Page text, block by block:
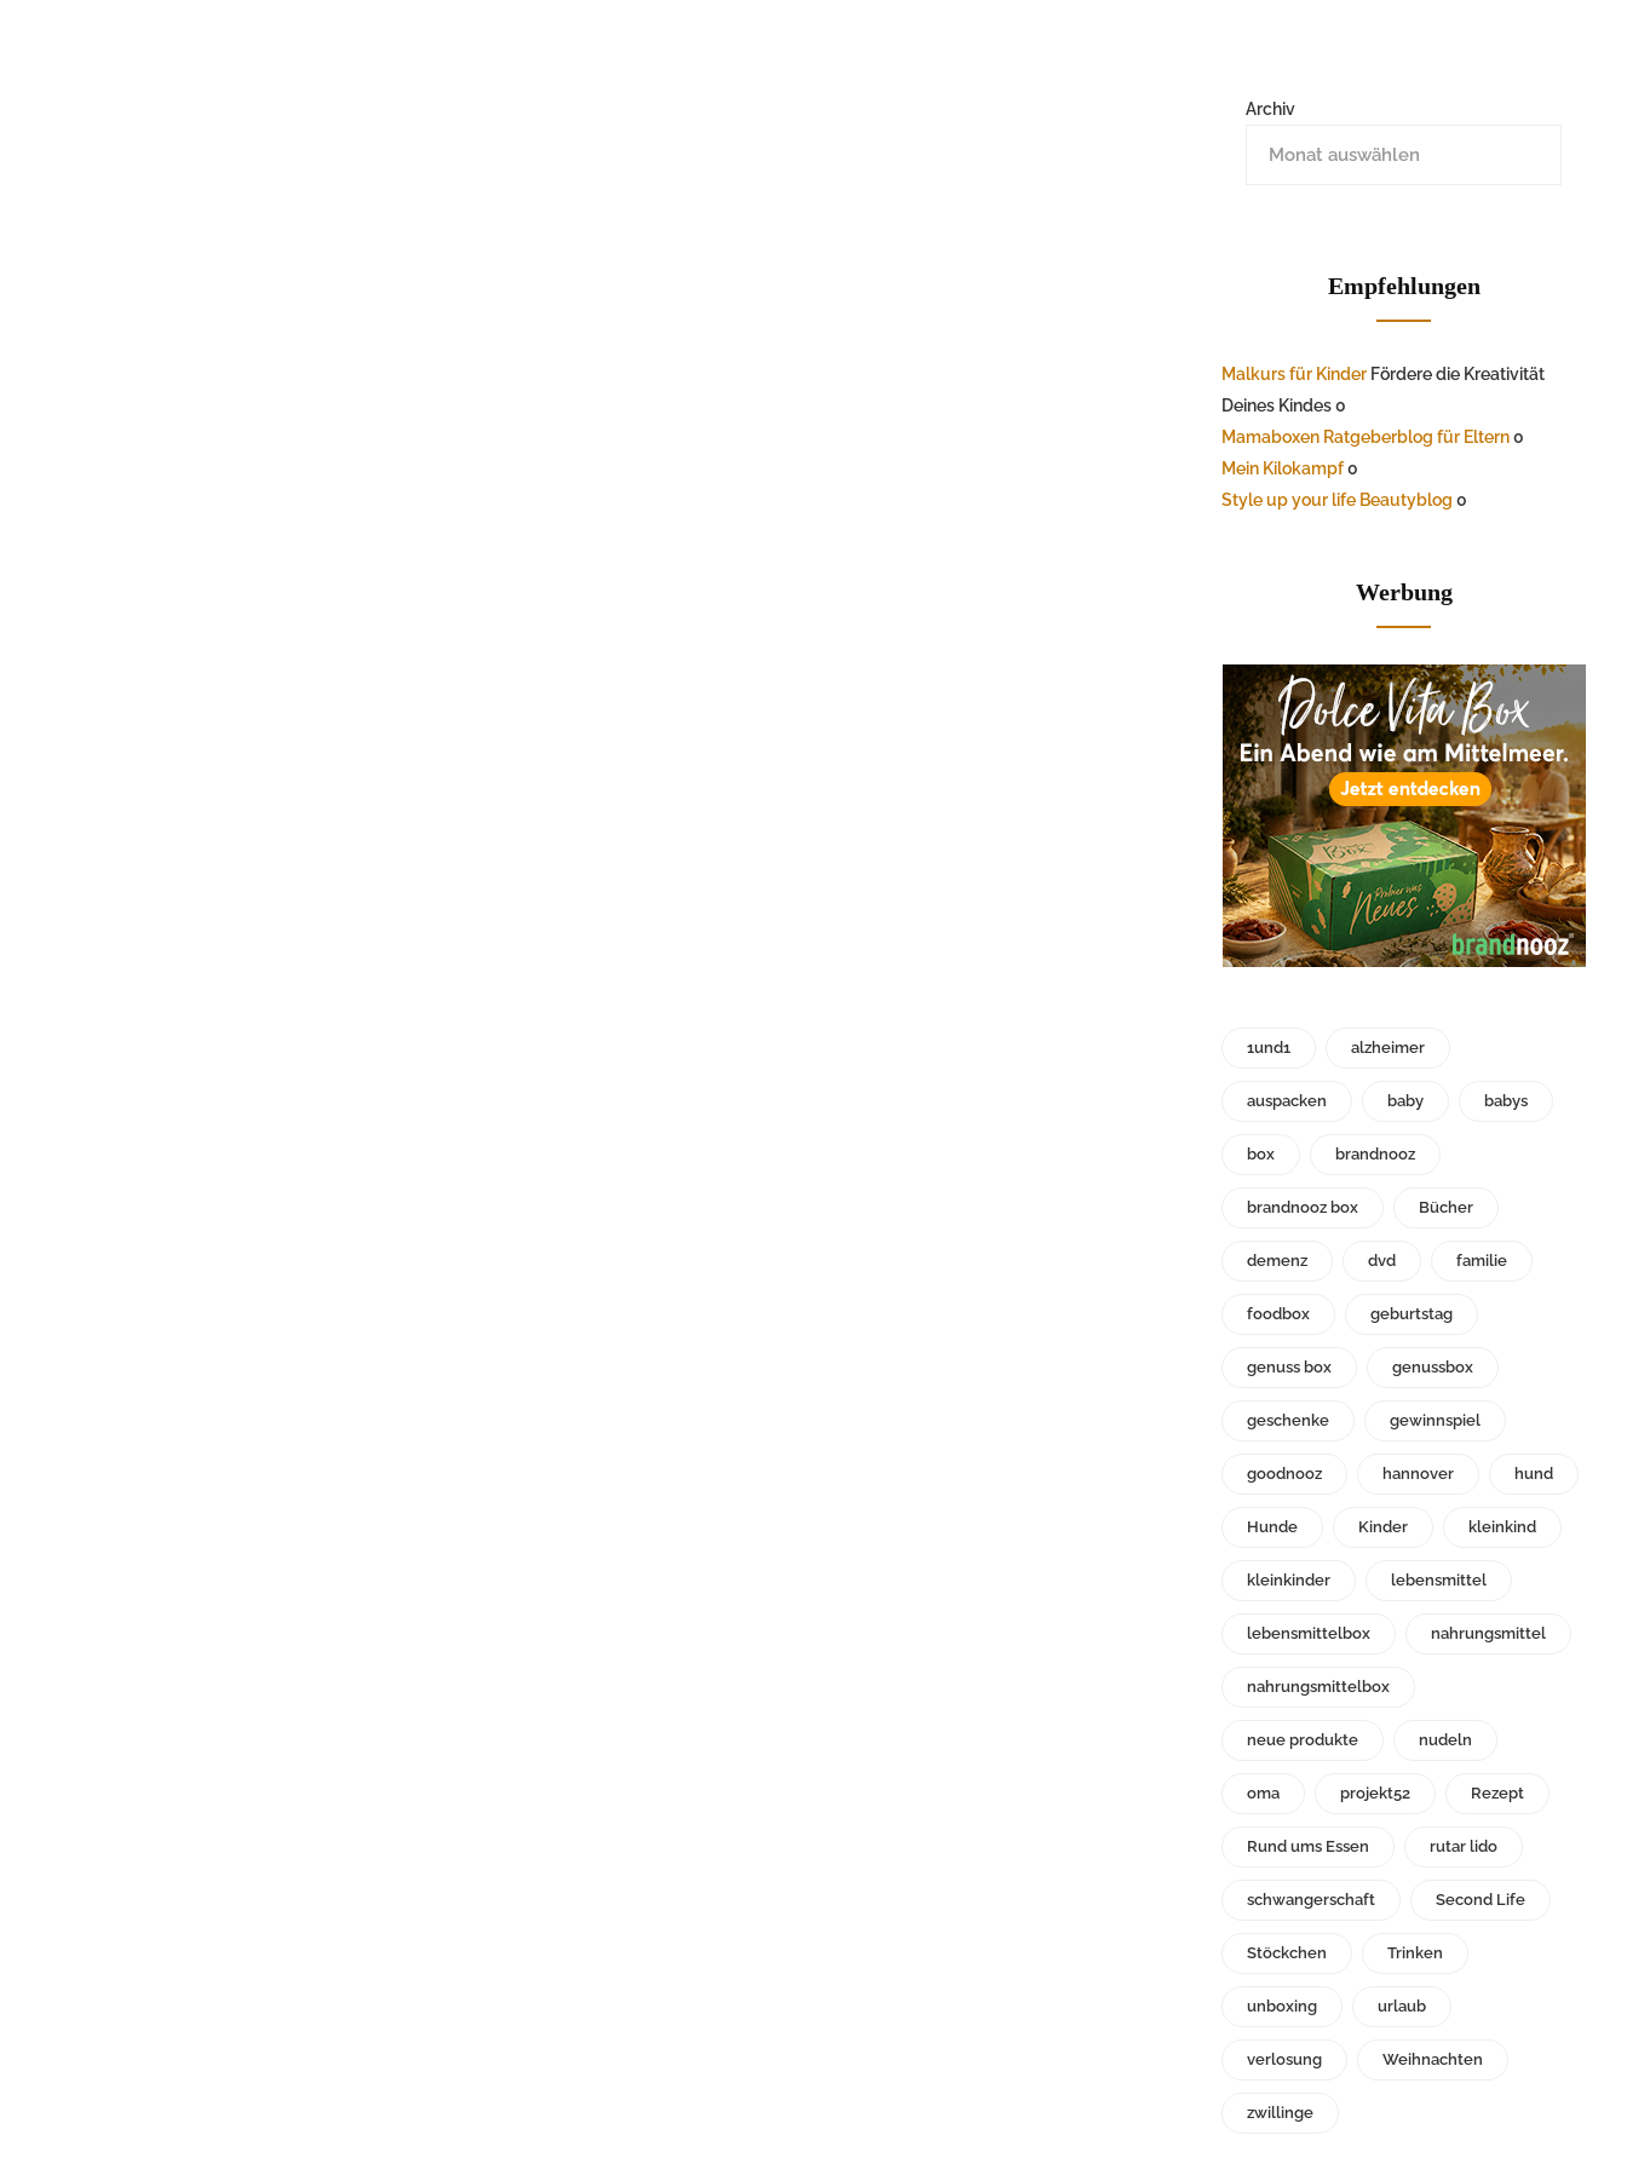
Archiv
Empfehlungen
Malkurs für Kinder Fördere die Kreativität
Deines Kindes 0
Mamaboxen Ratgeberblog für Eltern0
Mein Kilokampf0
Style up your life Beautyblog 0
Werbung
1und1 alzheimer
auspacken baby babys
box brandnooz
brandnooz box Bücher
demenz dvd familie
foodbox geburtstag
genuss box genussbox
geschenke gewinnspiel
goodnooz hannover hund
Hunde Kinder kleinkind
kleinkinder lebensmittel
lebensmittelbox nahrungsmittel
nahrungsmittelbox
neue produkte nudeln
oma projekt52 Rezept
Rund ums Essen rutar lido
schwangerschaft Second Life
Stöckchen Trinken
unboxing urlaub
verlosung Weihnachten
zwillinge